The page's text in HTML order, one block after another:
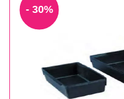
- 30%